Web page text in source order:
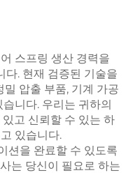
스프링 생산 경력을
다. 현재 검증된 기술을
밀 압출 부품, 기계 가공
니다. 우리는 귀하의
고 신뢰할 수 있는 하
있습니다.
션을 완료할 수 있도록
는 당신이 필요로 하는